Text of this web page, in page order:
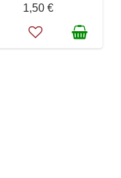
1,50 €